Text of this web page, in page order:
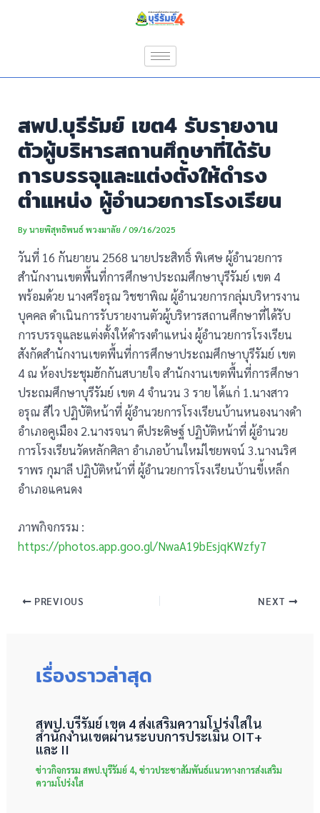
สพป.บุรีรัมย์ เขต4 รับรายงาน
ตัวผู้บริหารสถานศึกษาที่ได้รับ
การบรรจุและแต่งตั้งให้ดำรง
ตำแหน่ง ผู้อำนวยการโรงเรียน
Byนายพิสุทธิพนธ์ พวงมาลัย/09/16/2025
วันที่ 16 กันยายน 2568 นายประสิทธิ์ พิเศษ ผู้อำนวยการ
สำนักงานเขตพื้นที่การศึกษาประถมศึกษาบุรีรัมย์ เขต 4
พร้อมด้วย นางศรีอรุณ วิชชาพิณ ผู้อำนวยการกลุ่มบริหารงาน
บุคคล ดำเนินการรับรายงานตัวผู้บริหารสถานศึกษาที่ได้รับ
การบรรจุและแต่งตั้งให้ดำรงตำแหน่ง ผู้อำนวยการโรงเรียน
สังกัดสำนักงานเขตพื้นที่การศึกษาประถมศึกษาบุรีรัมย์ เขต
4 ณ ห้องประชุมฮักกันสบายใจ สำนักงานเขตพื้นที่การศึกษา
ประถมศึกษาบุรีรัมย์ เขต 4 จำนวน 3 ราย ได้แก่ 1.นางสาว
อรุณ สีไว ปฏิบัติหน้าที่ ผู้อำนวยการโรงเรียนบ้านหนองนางดำ
อำเภอคูเมือง 2.นางรจนา ดีประดิษฐ์ ปฏิบัติหน้าที่ ผู้อำนวย
การโรงเรียนวัดหลักศิลา อำเภอบ้านใหม่ไชยพจน์ 3.นางนริศ
ราพร กุมาลี ปฏิบัติหน้าที่ ผู้อำนวยการโรงเรียนบ้านขี้เหล็ก
อำเภอแคนดง
ภาพกิจกรรม :
https://photos.app.goo.gl/NwaA19bEsjqKWzfy7
PREVIOUS NEXT
เรื่องราวล่าสุด
สพป.บุรีรัมย์ เขต 4 ส่งเสริมความโปร่งใสใน
สำนักงานเขตผ่านระบบการประเมิน OIT+
และ II
ข่าวกิจกรรม สพป.บุรีรัมย์ 4, ข่าวประชาสัมพันธ์แนวทางการส่งเสริม
ความโปร่งใส